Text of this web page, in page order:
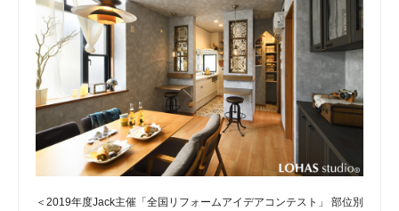
＜2019年度Jack主催「全国リフォームアイデアコンテスト」 部位別